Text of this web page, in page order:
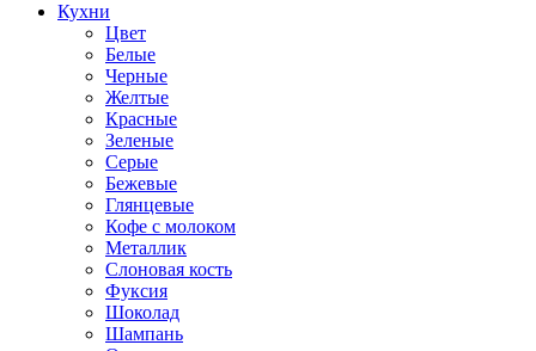
Кухни
Цвет
Белые
Черные
Желтые
Красные
Зеленые
Серые
Бежевые
Глянцевые
Кофе с молоком
Металлик
Слоновая кость
Фуксия
Шоколад
Шампань